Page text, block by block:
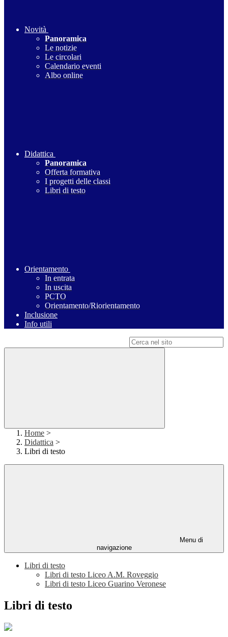
Novità
Panoramica
Le notizie
Le circolari
Calendario eventi
Albo online
Didattica
Panoramica
Offerta formativa
I progetti delle classi
Libri di testo
Orientamento
In entrata
In uscita
PCTO
Orientamento/Riorientamento
Inclusione
Info utili
Home >
Didattica >
Libri di testo
Menu di
navigazione
Libri di testo
Libri di testo Liceo A.M. Roveggio
Libri di testo Liceo Guarino Veronese
Libri di testo